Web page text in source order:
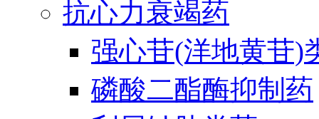
抗心力衰竭药
强心苷(洋地黄苷)
磷酸二酯酶抑制药